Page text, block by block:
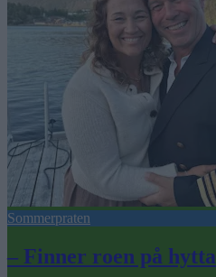
Sommerpraten
– Finner roen på hytta